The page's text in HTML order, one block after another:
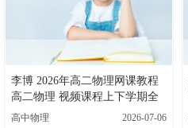
李博 2026年高二物理网课教程
高二物理 视频课程上下学期全
年班 百度网盘下载
高中物理 2026-07-06